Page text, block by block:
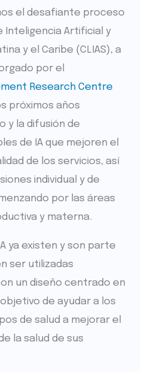
el desafiante proceso
Inteligencia Artificial y
y el Caribe (CLIAS), a
por el
Research Centre
próximos años
y la difusión de
de IA que mejoren el
de los servicios, así
individual y de
por las áreas
y materna.
ya existen y son parte
ser utilizadas
un diseño centrado en
de ayudar a los
de salud a mejorar el
la salud de sus